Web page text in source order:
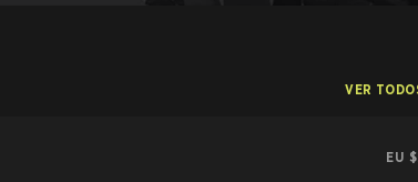
VER
EU